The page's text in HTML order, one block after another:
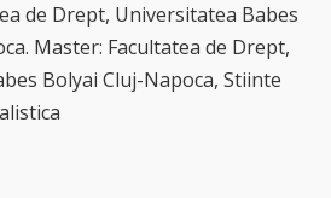
de Drept, Universitatea Babes
Master: Facultatea de Drept,
Bolyai Cluj-Napoca, Stiinte